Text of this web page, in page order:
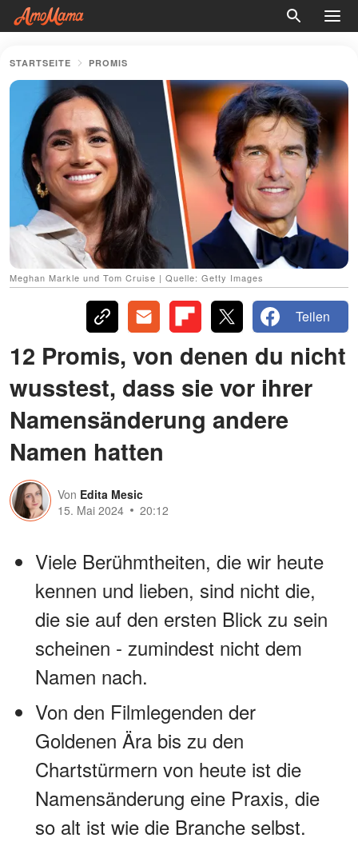
STARTSEITE PROMIS
Meghan Markle und Tom Cruise | Quelle: Getty Images
Teilen
12 Promis, von denen du nicht
wusstest, dass sie vor ihrer
Namensänderung andere
Namen hatten
Von Edita Mesic
15. Mai 2024
20:12
Viele Berühmtheiten, die wir heute
kennen und lieben, sind nicht die,
die sie auf den ersten Blick zu sein
scheinen - zumindest nicht dem
Namen nach.
Von den Filmlegenden der
Goldenen Ära bis zu den
Chartstürmern von heute ist die
Namensänderung eine Praxis, die
so alt ist wie die Branche selbst.